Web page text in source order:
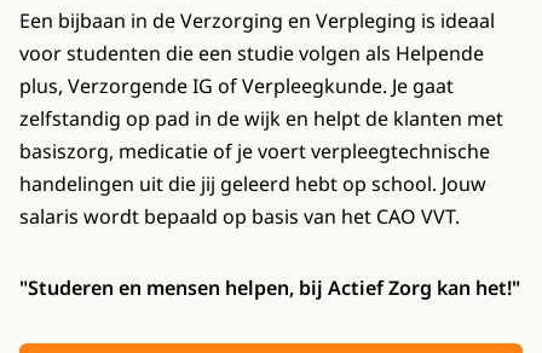
Een bijbaan in de Verzorging en Verpleging is ideaal
voor studenten die een studie volgen als Helpende
plus, Verzorgende IG of Verpleegkunde. Je gaat
zelfstandig op pad in de wijk en helpt de klanten met
basiszorg, medicatie of je voert verpleegtechnische
handelingen uit die jij geleerd hebt op school. Jouw
salaris wordt bepaald op basis van het CAO VVT.
"Studeren en mensen helpen, bij Actief Zorg kan het!"